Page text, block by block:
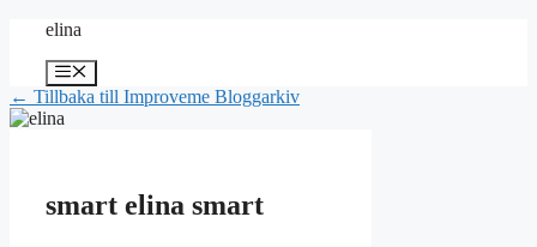
Hoppa
innehåll
elina
Meny
← Tillbaka till Improveme Bloggarkiv
smart elina smart